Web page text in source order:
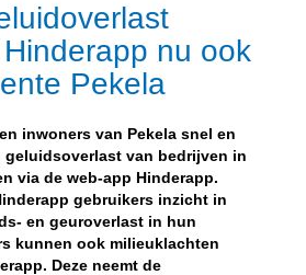
nu ook
Pekela
inwoners van Pekela snel en
geluidsoverlast van bedrijven in
via de web-app Hinderapp.
gebruikers inzicht in
en geuroverlast in hun
kunnen ook milieuklachten
Deze neemt de